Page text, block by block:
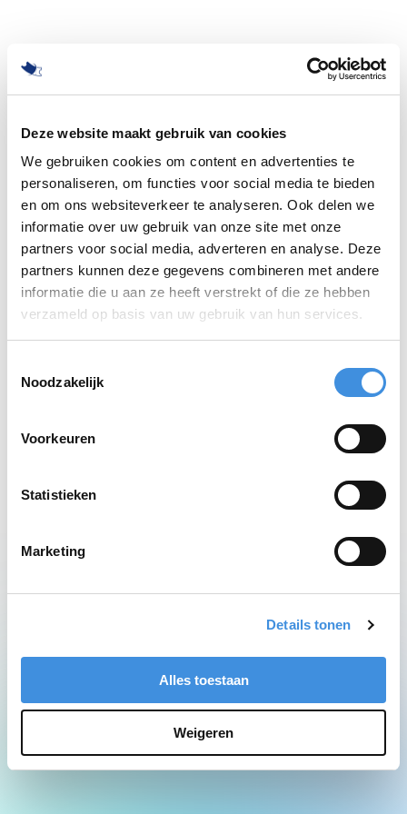
Deze website maakt gebruik van cookies
We gebruiken cookies om content en advertenties te
personaliseren, om functies voor social media te bieden
en om ons websiteverkeer te analyseren. Ook delen we
informatie over uw gebruik van onze site met onze
partners voor social media, adverteren en analyse. Deze
partners kunnen deze gegevens combineren met andere
informatie die u aan ze heeft verstrekt of die ze hebben
verzameld op basis van uw gebruik van hun services.
Noodzakelijk
Voorkeuren
Statistieken
Marketing
Details tonen
Alles toestaan
Weigeren
500